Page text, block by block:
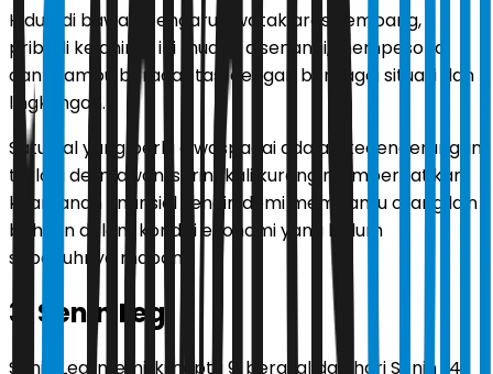
Hidup di bawah pengaruh watak aras kembang,
pribadi kelahiran ini mudah disenangi, mempesona,
dan mampu beradaptasi dengan berbagai situasi dan
lingkungan.
Satu hal yang perlu diwaspadai adalah kecenderungan
terlalu dermawan, seringkali kurang memperhatikan
keamanan finansial sendiri demi membantu orang lain
bahkan dalam kondisi ekonomi yang belum
sepenuhnya mapan.
3. Senin Legi
Senin Legi memiliki neptu 9, berasal dari hari Senin (4)